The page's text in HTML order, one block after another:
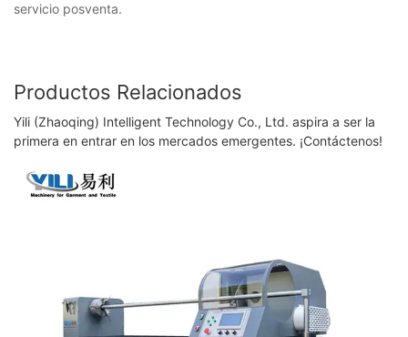
servicio posventa.
Productos Relacionados
Yili (Zhaoqing) Intelligent Technology Co., Ltd. aspira a ser la
primera en entrar en los mercados emergentes. ¡Contáctenos!